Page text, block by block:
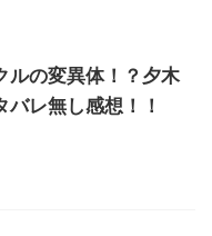
ルの変異体！？夕木
レ無し感想！！